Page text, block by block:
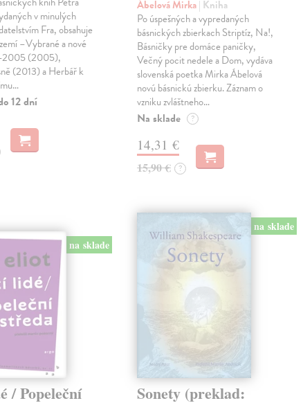
v minulých
Fra, obsahuje
–Vybrané a nové
(2005),
(2013) a Herbář k
12 dní
Ábelová Mirka| Kniha
Po úspešných a vypredaných
básnických zbierkach Striptíz, Na!,
Básničky pre domáce paničky,
Večný pocit nedele a Dom, vydáva
slovenská poetka Mirka Ábelová
novú básnickú zbierku. Záznam o
vzniku zvláštneho…
Na sklade ?
14,31 €
15,90 € ?
na sklade
/ Popeleční
na sklade
Sonety (preklad: